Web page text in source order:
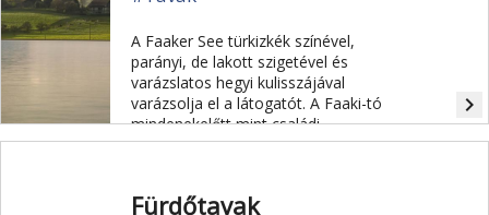
A Faaker See türkizkék színével,
parányi, de lakott szigetével és
varázslatos hegyi kulisszájával
varázsolja el a látogatót. A Faaki-tó
mindenekelőtt mint családi
paradicsom vált ismertté.
navigate_next
Fürdőtavak